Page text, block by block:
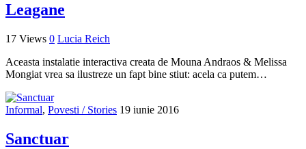
Leagane
17 Views 0 Lucia Reich
Aceasta instalatie interactiva creata de Mouna Andraos & Melissa
Mongiat vrea sa ilustreze un fapt bine stiut: acela ca putem…
Informal, Povesti / Stories 19 iunie 2016
Sanctuar